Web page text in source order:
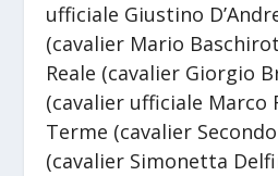
ufficiale Giustino
(cavalier Mario
Reale (cavalier Giorgio
(cavalier ufficiale Marco
Terme (cavalier
(cavalier Simonetta